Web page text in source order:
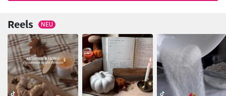
Reels NEU